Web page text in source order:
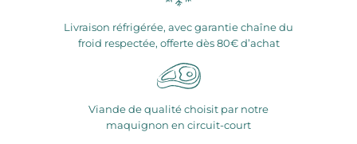
Livraison réfrigérée, avec garantie chaîne du
froid respectée, offerte dès 80€ d’achat
Viande de qualité choisit par notre
maquignon en circuit-court